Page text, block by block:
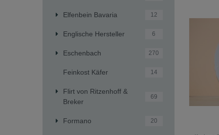
Elfenbein Bavaria 12
Englische Hersteller 6
Eschenbach 270
Feinkost Käfer 14
Flirt von Ritzenhoff &
Breker
69
Formano 20